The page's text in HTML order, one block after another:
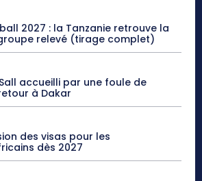
2027 : la Tanzanie retrouve la
relevé (tirage complet)
accueilli par une foule de
à Dakar
des visas pour les
dès 2027